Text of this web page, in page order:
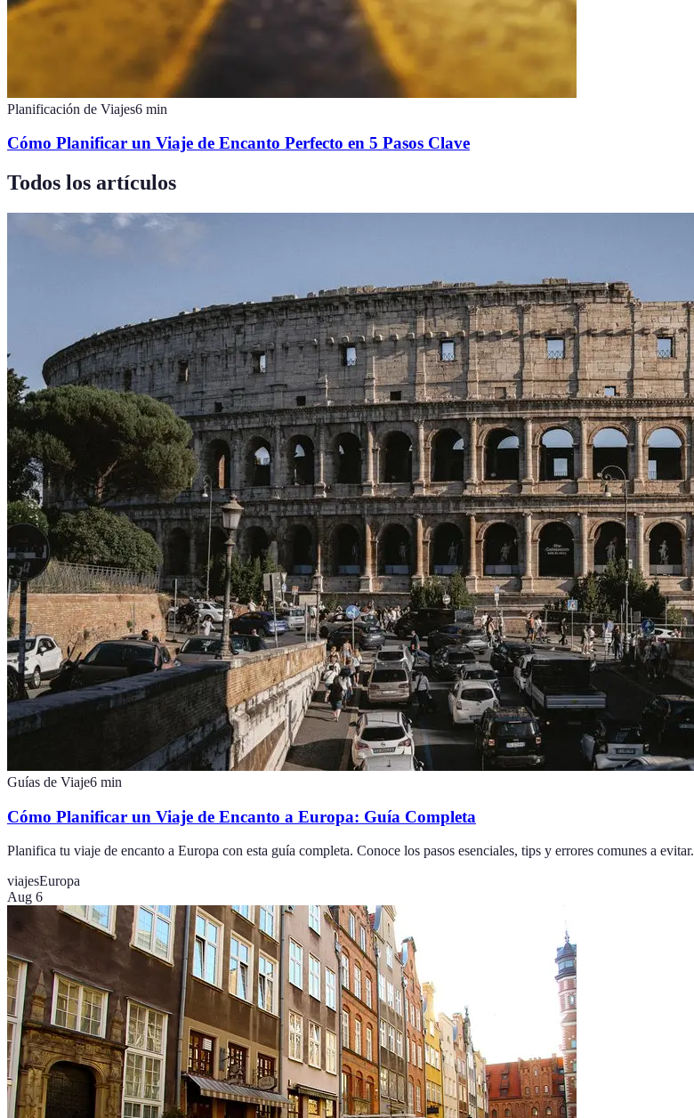
Planificación de Viajes6 min
Cómo Planificar un Viaje de Encanto Perfecto en 5 Pasos Clave
Todos los artículos
Guías de Viaje6 min
Cómo Planificar un Viaje de Encanto a Europa: Guía Completa
Planifica tu viaje de encanto a Europa con esta guía completa. Conoce los pasos esenciales, tips y errores comunes a evitar.
viajesEuropa
Aug 6